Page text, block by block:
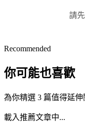
請先
Recommended
你可能也喜歡
為你精選 3 篇值得延
載入推薦文章中...